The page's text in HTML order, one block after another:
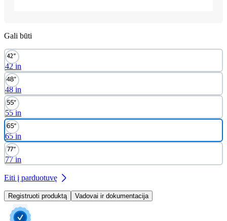
Gali būti
42 in
48 in
55 in
65 in
77 in
Eiti į parduotuvę
Registruoti produktą Vadovai ir dokumentacija